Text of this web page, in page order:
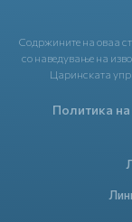
Содржините на оваа
со наведување на
Царинската
Политика